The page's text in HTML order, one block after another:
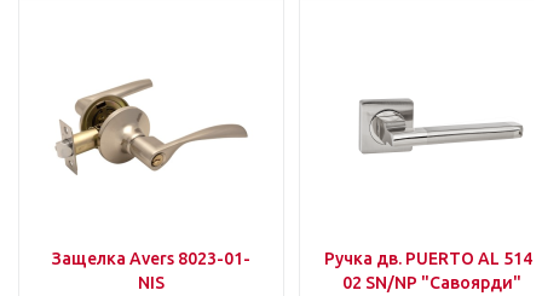
Защелка Avers 8023-01-
NIS
Ручка дв. PUERTO AL 514-
02 SN/NP "Савоярди"